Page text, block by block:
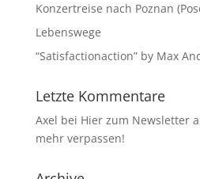
Konzertreise nach Poznan
Lebenswege
“Satisfactionaction” by Max
Letzte Kommentare
Axel bei Hier zum Newsletter
mehr verpassen!